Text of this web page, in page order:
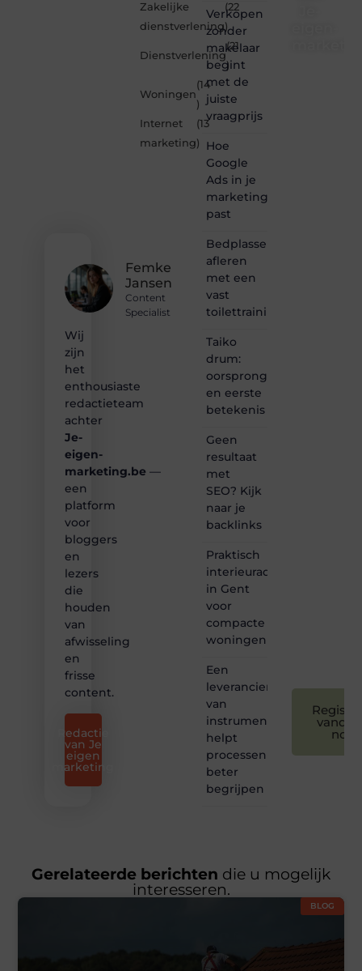
Femke
Jansen
Content
Specialist
Wij
zijn
het
enthousiaste
redactieteam
achter
Je-
eigen-
marketing.be —
een
platform
voor
bloggers
en
lezers
die
houden
van
afwisseling
en
frisse
content.
Redactie
van Je
eigen
marketing
Zakelijke
dienstverlening
(22
)
Dienstverlening
(21
)
Woningen
(14
)
Internet
marketing
(13
)
Verkopen
zonder
makelaar
begint
met de
juiste
vraagprijs
Hoe
Google
Ads in je
marketingmix
past
Bedplassen
afleren
met een
vast
toilettrainingschema
Taiko
drum:
oorsprong
en eerste
betekenis
Geen
resultaat
met
SEO? Kijk
naar je
backlinks
Praktisch
interieuradvies
in Gent
voor
compacte
woningen
Een
leverancier
van
instrumentatie
helpt
processen
beter
begrijpen
nog
Gerelateerde berichten die u mogelijk
interesseren.
BLOG